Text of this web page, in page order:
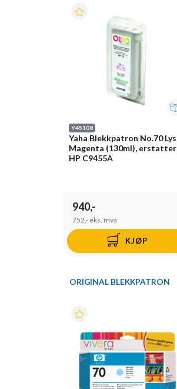
Y45108
Yaha Blekkpatron No.70 Lys
Magenta (130ml), erstatter
HP C9455A
940,-
752,- eks. mva
KJØP
ORIGINAL BLEKKPATRON